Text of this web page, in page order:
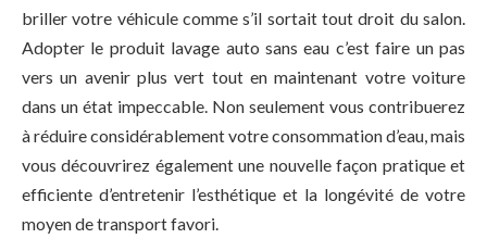
briller votre véhicule comme s’il sortait tout droit du salon.
Adopter le produit lavage auto sans eau c’est faire un pas
vers un avenir plus vert tout en maintenant votre voiture
dans un état impeccable. Non seulement vous contribuerez
à réduire considérablement votre consommation d’eau, mais
vous découvrirez également une nouvelle façon pratique et
efficiente d’entretenir l’esthétique et la longévité de votre
moyen de transport favori.